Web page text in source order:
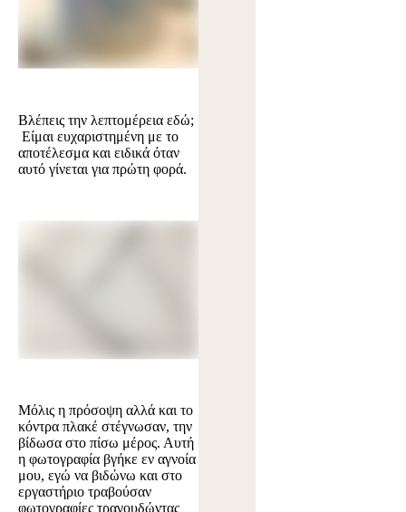
Βλέπεις την λεπτομέρεια εδώ;
Είμαι ευχαριστημένη με το
αποτέλεσμα και ειδικά όταν
αυτό γίνεται για πρώτη φορά.
Μόλις η πρόσοψη αλλά και το
κόντρα πλακέ στέγνωσαν, την
βίδωσα στο πίσω μέρος. Αυτή
η φωτογραφία βγήκε εν αγνοία
μου, εγώ να βιδώνω και στο
εργαστήριο τραβούσαν
φωτογραφίες τραγουδώντας